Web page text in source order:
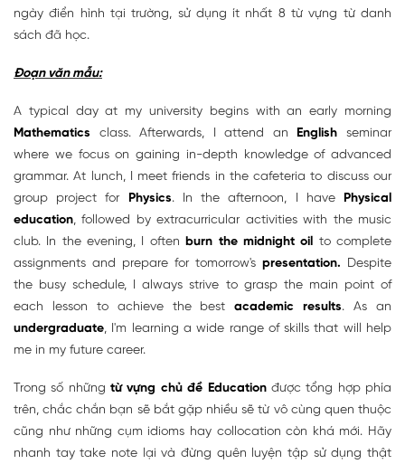
ngày điển hình tại trường, sử dụng ít nhất 8 từ vựng từ danh
sách đã học.
Đoạn văn mẫu:
A typical day at my university begins with an early morning
Mathematics class. Afterwards, I attend an English seminar
where we focus on gaining in-depth knowledge of advanced
grammar. At lunch, I meet friends in the cafeteria to discuss our
group project for
Physics. In the afternoon, I have
Physical
education, followed by extracurricular activities with the music
club. In the evening, I often burn the midnight oil
to complete
assignments and prepare for tomorrow's presentation. Despite
the busy schedule, I always strive to grasp the main point of
each lesson to achieve the best academic results. As an
undergraduate, I'm learning a wide range of skills that will help
me in my future career.
Trong số nhữngtừ vựng chủ đề Educationđược tổng hợp phía
trên, chắc chắn bạn sẽ bắt gặp nhiều sẽ từ vô cùng quen thuộc
cũng như những cụm idioms hay collocation còn khá mới. Hãy
nhanh tay take note lại và đừng quên luyện tập sử dụng thật